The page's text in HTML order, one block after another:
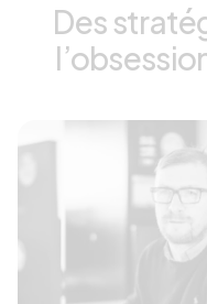
Des